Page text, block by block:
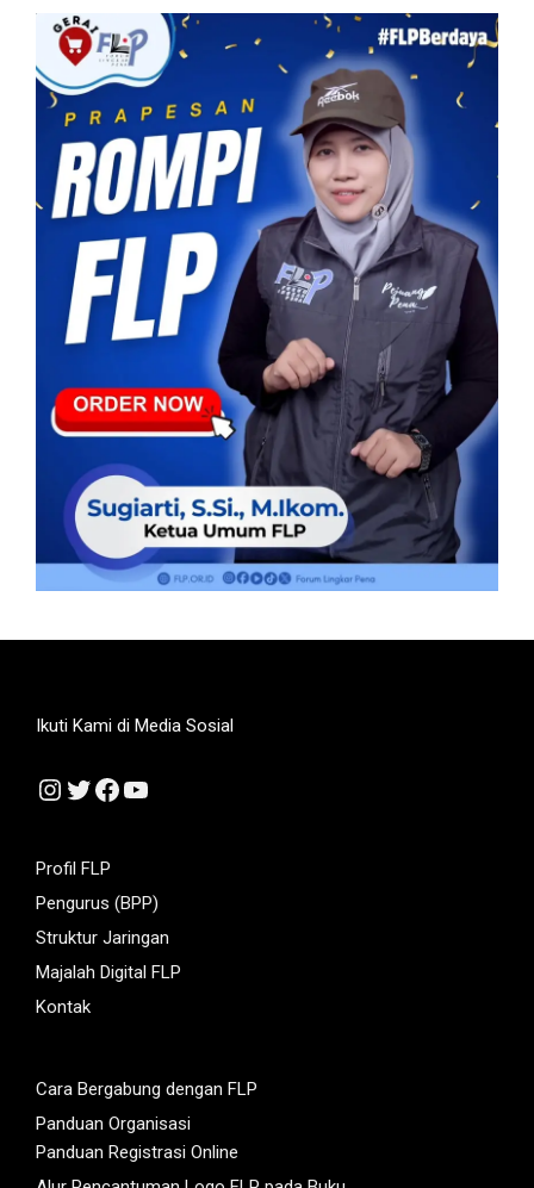
Ikuti Kami di Media Sosial
Instagram
Twitter
Facebook
YouTube
Profil FLP
Pengurus (BPP)
Struktur Jaringan
Majalah Digital FLP
Kontak
Cara Bergabung dengan FLP
Panduan Organisasi
Panduan Registrasi Online